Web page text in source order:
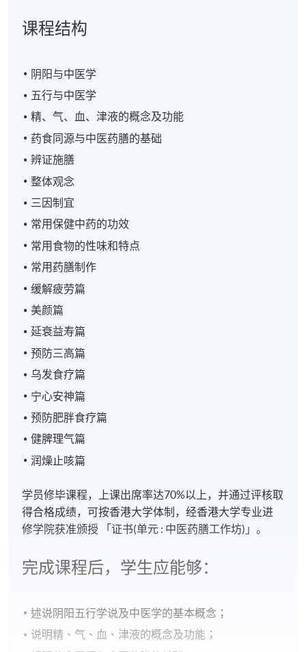
课程结构
阴阳与中医学
五行与中医学
精、气、血、津液的概念及功能
药食同源与中医药膳的基础
辨证施膳
整体观念
三因制宜
常用保健中药的功效
常用食物的性味和特点
常用药膳制作
缓解疲劳篇
美颜篇
延衰益寿篇
预防三高篇
乌发食疗篇
宁心安神篇
预防肥胖食疗篇
健脾理气篇
润燥止咳篇
学员修毕课程，上课出席率达70%以上，并通过评核取
得合格成绩，可按香港大学体制，经香港大学专业进
修学院获准颁授 「证书(单元 : 中医药膳工作坊)」。
完成课程后，学生应能够：
述说阴阳五行学说及中医学的基本概念；
说明精、气、血、津液的概念及功能；